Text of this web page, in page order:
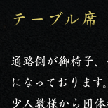
テーブル席
通路側が御椅子
になっております。
少人数様から団体